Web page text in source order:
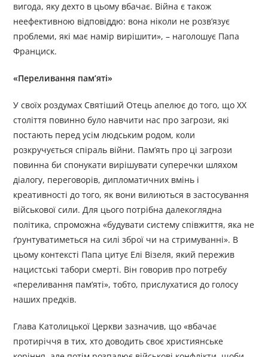
вигода, яку дехто в цьому вбачає. Війна є також
неефективною відповіддю: вона ніколи не розв’язує
проблеми, які має намір вирішити», – наголошує Папа
Франциск.
«Переливання пам’яті»
У своїх роздумах Святіший Отець апелює до того, що ХХ
століття повинно було навчити нас про загрози, які
постають перед усім людським родом, коли
розкручується спіраль війни. Пам’ять про ці загрози
повинна би спонукати вирішувати суперечки шляхом
діалогу, переговорів, дипломатичних вмінь і
креативності до того, як вони вилиються в застосування
військової сили. Для цього потрібна далекоглядна
політика, спроможна «будувати систему співжиття, яка не
ґрунтуватиметься на силі зброї чи на стримуванні». В
цьому контексті Папа цитує Елі Візеля, який пережив
нацистські табори смерті. Він говорив про потребу
«переливання пам’яті», тобто, прислухатися до голосу
наших предків.
Глава Католицької Церкви зазначив, що «вбачає
протиріччя в тих, хто доводить своє християнське